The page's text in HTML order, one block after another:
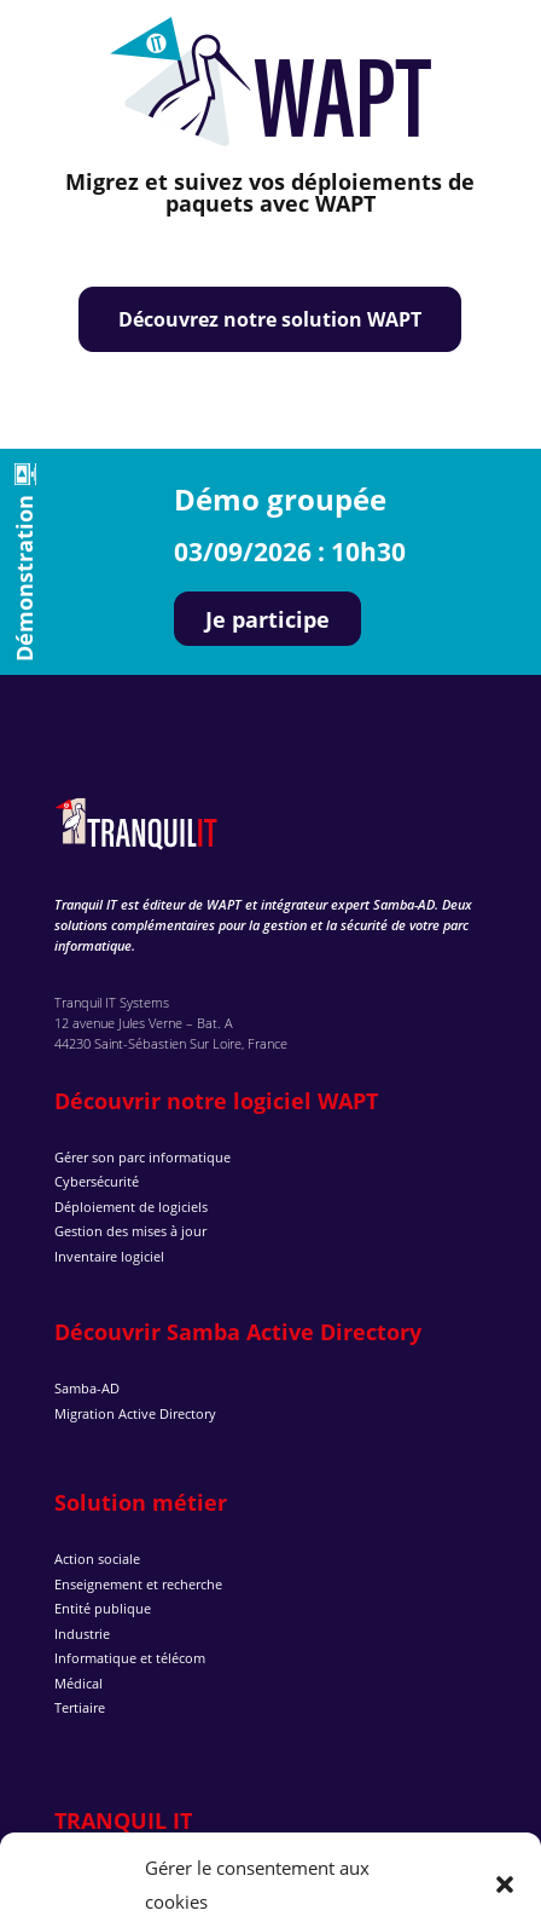
Gérer le consentement aux
cookies
Migrez et suivez vos déploiements de
paquets avec WAPT
Découvrez notre solution WAPT
Démonstration Démo groupée
03/09/2026 : 10h30
Je participe
Tranquil IT est éditeur de WAPT et intégrateur expert Samba-AD. Deux
solutions complémentaires pour la gestion et la sécurité de votre parc
informatique.
Tranquil IT Systems
12 avenue Jules Verne – Bat. A
44230 Saint-Sébastien Sur Loire, France
Découvrir notre logiciel WAPT
Gérer son parc informatique
Cybersécurité
Déploiement de logiciels
Gestion des mises à jour
Inventaire logiciel
Découvrir Samba Active Directory
Samba-AD
Migration Active Directory
Solution métier
Action sociale
Enseignement et recherche
Entité publique
Industrie
Informatique et télécom
Médical
Tertiaire
TRANQUIL IT
Qui sommes-nous ?
Pourquoi Tranquil IT